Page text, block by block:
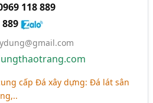
118 889
889
cấp Đá xây dựng: Đá lát sân